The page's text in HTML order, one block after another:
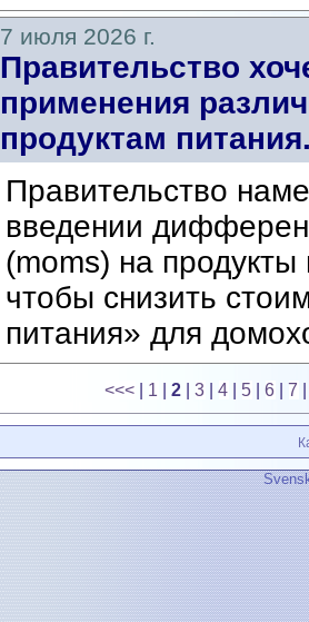
7 июля 2026 г.
Правительство
применения
продуктам
Правительство
введении
(moms) на
чтобы снизить
питания» для
<<< 1 |2 |3 |4 5 |6 |7